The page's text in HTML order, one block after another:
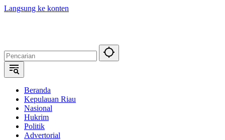
Langsung ke konten
Beranda
Kepulauan Riau
Nasional
Hukrim
Politik
Advertorial